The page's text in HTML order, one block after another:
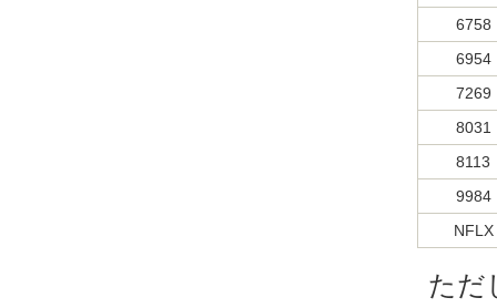
6758
6954
7269
8031
8113
9984
NFLX
ただ